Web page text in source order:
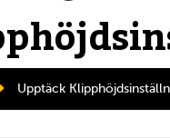
Upptäck